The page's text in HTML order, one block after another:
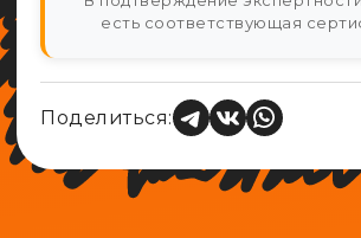
есть соответствующая
Поделиться: